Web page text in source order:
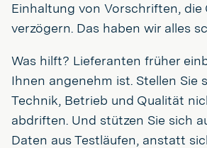
Einhaltung von Vorschriften, die
verzögern. Das haben wir alles
Was hilft? Lieferanten früher
Ihnen angenehm ist. Stellen Sie
Technik, Betrieb und Qualität
abdriften. Und stützen Sie sich
Daten aus Testläufen, anstatt